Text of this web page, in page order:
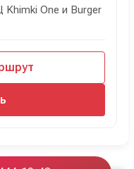
One и Burger